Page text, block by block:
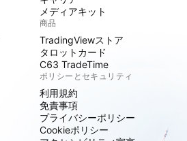
メディアキット
商品
TradingViewストア
タロットカード
C63 TradeTime
ポリシーとセキュリティ
利用規約
免責事項
プライバシーポリシー
Cookieポリシー